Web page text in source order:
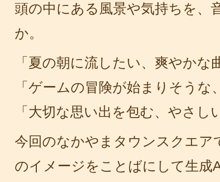
頭の中にある風景や気持ちを、
か。
「夏の朝に流したい、爽やかな
「ゲームの冒険が始まりそう
「大切な思い出を包む、やさし
今回のなかやまタウンスクエア
のイメージをことばにして生成